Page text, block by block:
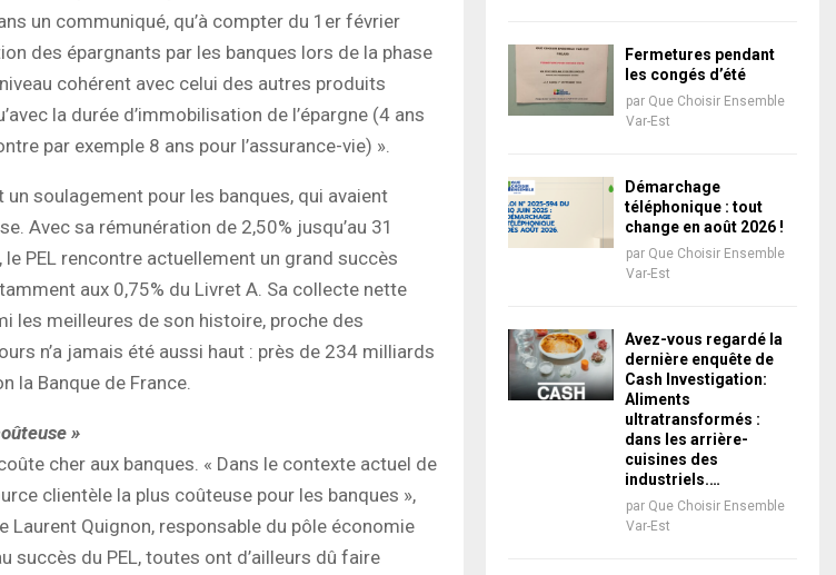
un communiqué, qu’à compter du 1er février
des épargnants par les banques lors de la phase
cohérent avec celui des autres produits
la durée d’immobilisation de l’épargne (4 ans
par exemple 8 ans pour l’assurance-vie) ».
soulagement pour les banques, qui avaient
Avec sa rémunération de 2,50% jusqu’au 31
PEL rencontre actuellement un grand succès
aux 0,75% du Livret A. Sa collecte nette
les meilleures de son histoire, proche des
n’a jamais été aussi haut : près de 234 milliards
la Banque de France.
»
cher aux banques. « Dans le contexte actuel de
clientèle la plus coûteuse pour les banques »,
Laurent Quignon, responsable du pôle économie
succès du PEL, toutes ont d’ailleurs dû faire
Fermetures pendant
les congés d’été
par Que Choisir Ensemble
Var-Est
Démarchage
téléphonique : tout
change en août 2026 !
par Que Choisir Ensemble
Var-Est
Avez-vous regardé la
dernière enquête de
Cash Investigation:
Aliments
ultratransformés :
dans les arrière-
cuisines des
industriels.…
par Que Choisir Ensemble
Var-Est